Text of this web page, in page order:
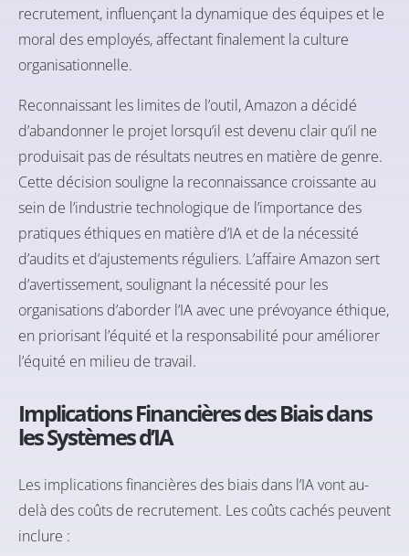
recrutement, influençant la dynamique des équipes et le
moral des employés, affectant finalement la culture
organisationnelle.
Reconnaissant les limites de l’outil, Amazon a décidé
d’abandonner le projet lorsqu’il est devenu clair qu’il ne
produisait pas de résultats neutres en matière de genre.
Cette décision souligne la reconnaissance croissante au
sein de l’industrie technologique de l’importance des
pratiques éthiques en matière d’IA et de la nécessité
d’audits et d’ajustements réguliers. L’affaire Amazon sert
d’avertissement, soulignant la nécessité pour les
organisations d’aborder l’IA avec une prévoyance éthique,
en priorisant l’équité et la responsabilité pour améliorer
l’équité en milieu de travail.
Implications Financières des Biais dans
les Systèmes d’IA
Les implications financières des biais dans l’IA vont au-
delà des coûts de recrutement. Les coûts cachés peuvent
inclure :